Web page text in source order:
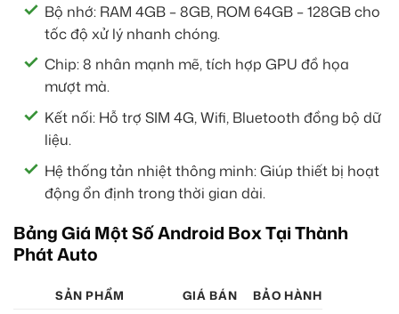
Bộ nhớ: RAM 4GB – 8GB, ROM 64GB – 128GB cho
tốc độ xử lý nhanh chóng.
Chip: 8 nhân mạnh mẽ, tích hợp GPU đồ họa
mượt mà.
Kết nối: Hỗ trợ SIM 4G, Wifi, Bluetooth đồng bộ dữ
liệu.
Hệ thống tản nhiệt thông minh: Giúp thiết bị hoạt
động ổn định trong thời gian dài.
Bảng Giá Một Số Android Box Tại Thành
Phát Auto
SẢN PHẨM GIÁ BÁN BẢO HÀNH